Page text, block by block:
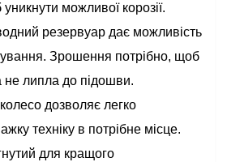
можливої корозії.
резервуар дає можливість
Зрошення потрібно, щоб
не липла до підошви.
дозволяє легко
техніку в потрібне місце.
для кращого